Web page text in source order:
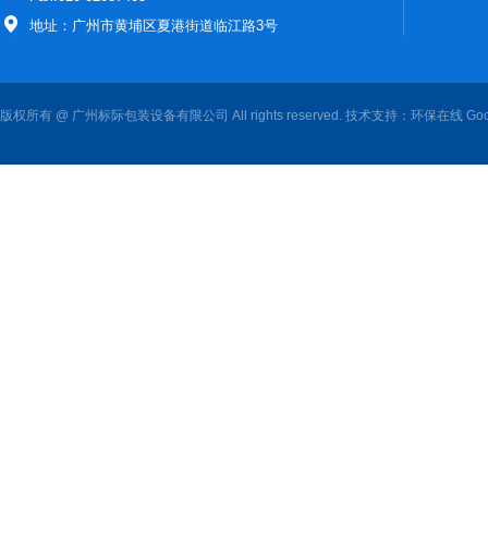
地址：广州市黄埔区夏港街道临江路3号
版权所有 @ 广州标际包装设备有限公司 All rights reserved. 技术支持： 环保在线